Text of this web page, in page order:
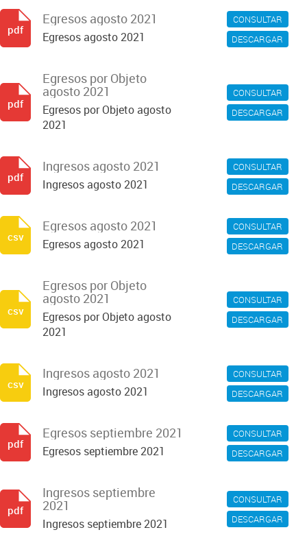
CONSULTAR
DESCARGAR
Egresos agosto 2021
Egresos agosto 2021
pdf
CONSULTAR
DESCARGAR
Egresos por Objeto
agosto 2021
Egresos por Objeto agosto
2021
pdf
CONSULTAR
DESCARGAR
Ingresos agosto 2021
Ingresos agosto 2021
pdf
CONSULTAR
DESCARGAR
Egresos agosto 2021
Egresos agosto 2021
csv
CONSULTAR
DESCARGAR
Egresos por Objeto
agosto 2021
Egresos por Objeto agosto
2021
csv
CONSULTAR
DESCARGAR
Ingresos agosto 2021
Ingresos agosto 2021
csv
CONSULTAR
DESCARGAR
Egresos septiembre 2021
Egresos septiembre 2021
pdf
CONSULTAR
DESCARGAR
Ingresos septiembre
2021
Ingresos septiembre 2021
pdf